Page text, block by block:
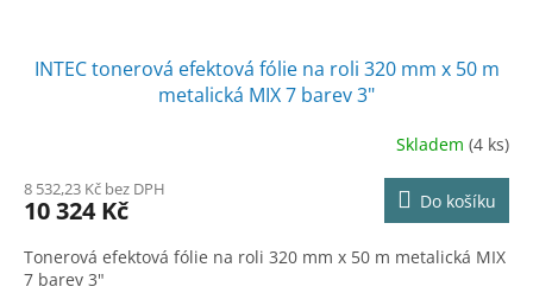
INTEC tonerová efektová fólie na roli 320 mm x 50 m
metalická MIX 7 barev 3"
Skladem (4 ks)
8 532,23 Kč bez DPH
10 324 Kč Do košíku
Tonerová efektová fólie na roli 320 mm x 50 m metalická MIX
7 barev 3"